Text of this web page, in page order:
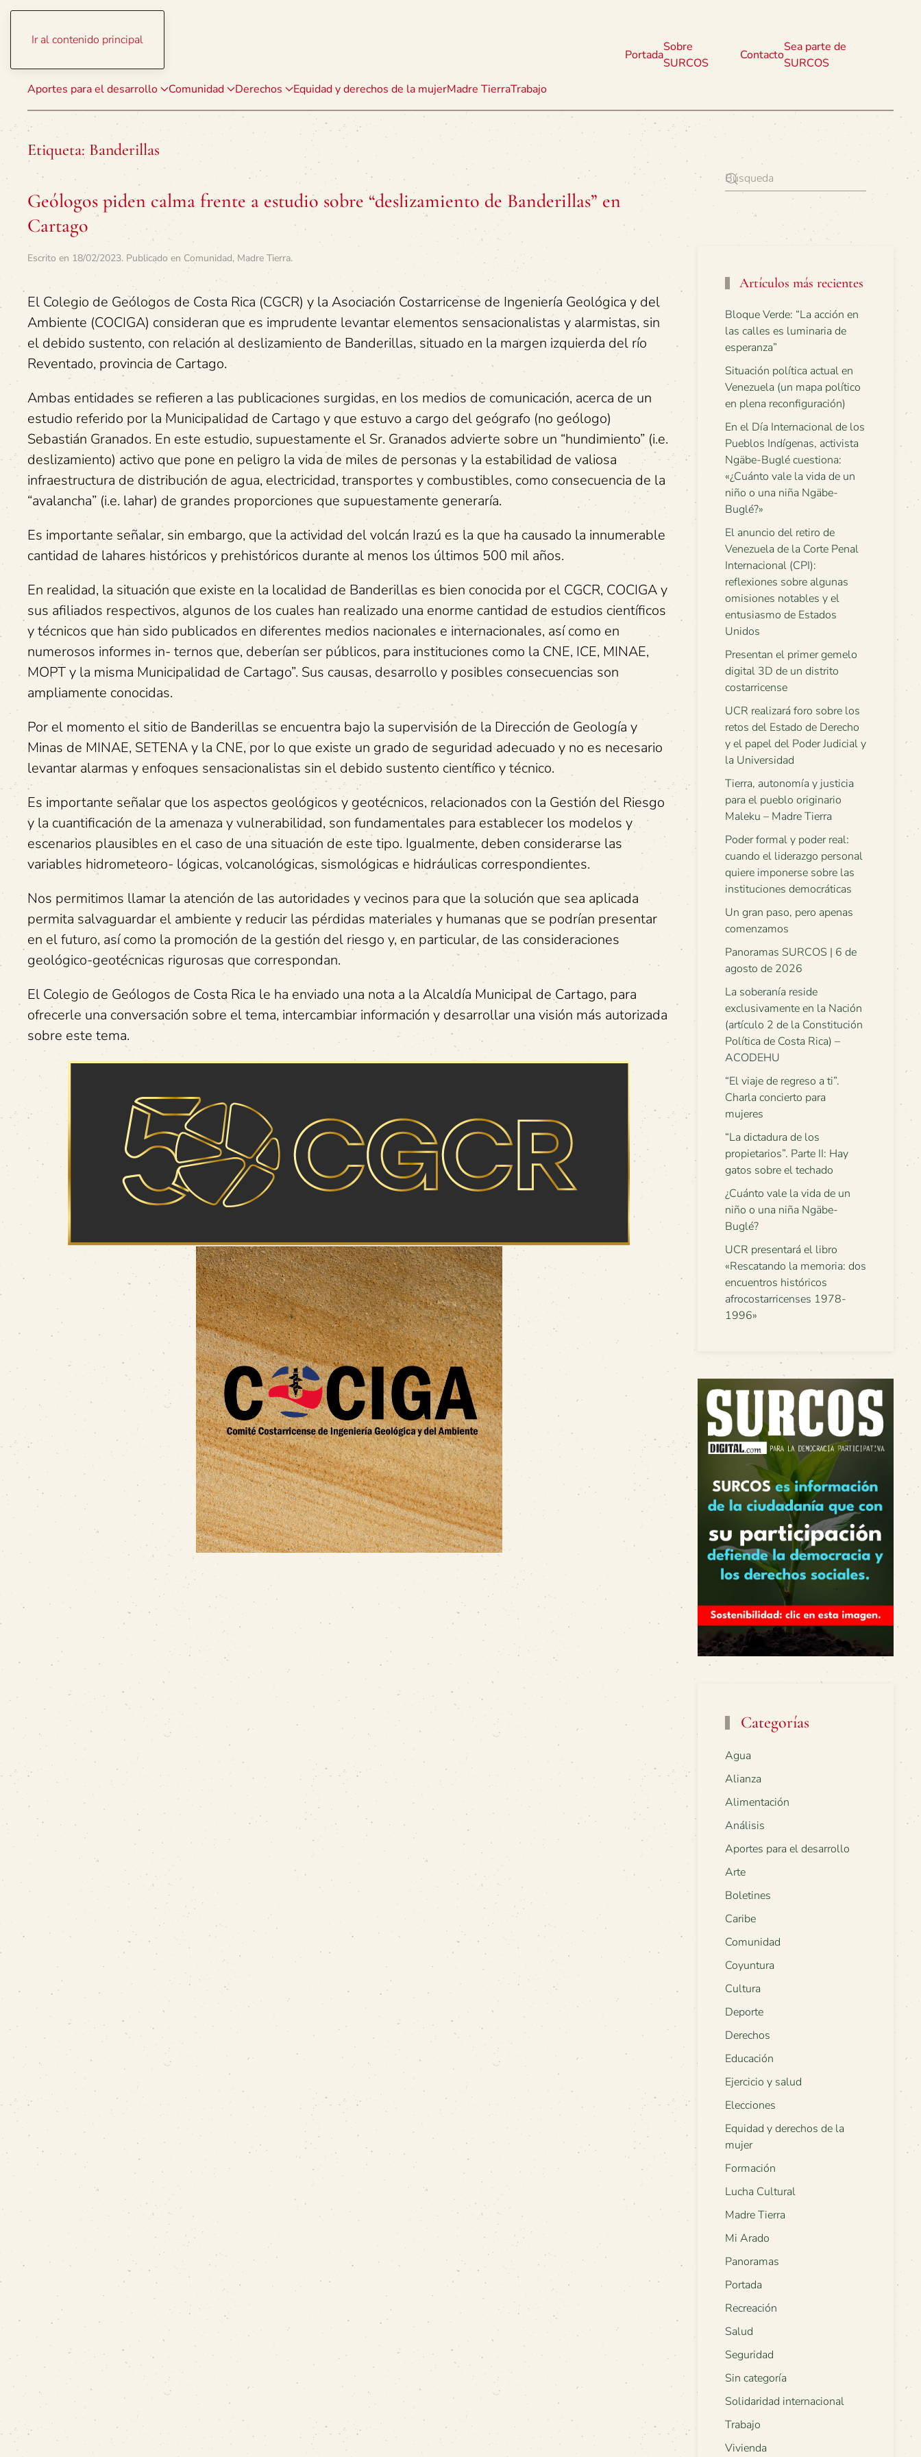
Ir al contenido principal
Aportes para el desarrollo Comunidad Derechos Equidad y derechos de la mujerMadre TierraTrabajo
Portada
Sobre
SURCOS
Contacto
Sea parte de
SURCOS
Etiqueta: Banderillas
Geólogos piden calma frente a estudio sobre “deslizamiento de Banderillas” en
Cartago
Escrito en 18/02/2023. Publicado en Comunidad, Madre Tierra.
El Colegio de Geólogos de Costa Rica (CGCR) y la Asociación Costarricense de Ingeniería Geológica y del
Ambiente (COCIGA) consideran que es imprudente levantar elementos sensacionalistas y alarmistas, sin
el debido sustento, con relación al deslizamiento de Banderillas, situado en la margen izquierda del río
Reventado, provincia de Cartago.
Ambas entidades se refieren a las publicaciones surgidas, en los medios de comunicación, acerca de un
estudio referido por la Municipalidad de Cartago y que estuvo a cargo del geógrafo (no geólogo)
Sebastián Granados. En este estudio, supuestamente el Sr. Granados advierte sobre un “hundimiento” (i.e.
deslizamiento) activo que pone en peligro la vida de miles de personas y la estabilidad de valiosa
infraestructura de distribución de agua, electricidad, transportes y combustibles, como consecuencia de la
“avalancha” (i.e. lahar) de grandes proporciones que supuestamente generaría.
Es importante señalar, sin embargo, que la actividad del volcán Irazú es la que ha causado la innumerable
cantidad de lahares históricos y prehistóricos durante al menos los últimos 500 mil años.
En realidad, la situación que existe en la localidad de Banderillas es bien conocida por el CGCR, COCIGA y
sus afiliados respectivos, algunos de los cuales han realizado una enorme cantidad de estudios científicos
y técnicos que han sido publicados en diferentes medios nacionales e internacionales, así como en
numerosos informes in- ternos que, deberían ser públicos, para instituciones como la CNE, ICE, MINAE,
MOPT y la misma Municipalidad de Cartago”. Sus causas, desarrollo y posibles consecuencias son
ampliamente conocidas.
Por el momento el sitio de Banderillas se encuentra bajo la supervisión de la Dirección de Geología y
Minas de MINAE, SETENA y la CNE, por lo que existe un grado de seguridad adecuado y no es necesario
levantar alarmas y enfoques sensacionalistas sin el debido sustento científico y técnico.
Es importante señalar que los aspectos geológicos y geotécnicos, relacionados con la Gestión del Riesgo
y la cuantificación de la amenaza y vulnerabilidad, son fundamentales para establecer los modelos y
escenarios plausibles en el caso de una situación de este tipo. Igualmente, deben considerarse las
variables hidrometeoro- lógicas, volcanológicas, sismológicas e hidráulicas correspondientes.
Nos permitimos llamar la atención de las autoridades y vecinos para que la solución que sea aplicada
permita salvaguardar el ambiente y reducir las pérdidas materiales y humanas que se podrían presentar
en el futuro, así como la promoción de la gestión del riesgo y, en particular, de las consideraciones
geológico-geotécnicas rigurosas que correspondan.
El Colegio de Geólogos de Costa Rica le ha enviado una nota a la Alcaldía Municipal de Cartago, para
ofrecerle una conversación sobre el tema, intercambiar información y desarrollar una visión más autorizada
sobre este tema.
Artículos más recientes
Bloque Verde: “La acción en
las calles es luminaria de
esperanza”
Situación política actual en
Venezuela (un mapa político
en plena reconfiguración)
En el Día Internacional de los
Pueblos Indígenas, activista
Ngäbe-Buglé cuestiona:
«¿Cuánto vale la vida de un
niño o una niña Ngäbe-
Buglé?»
El anuncio del retiro de
Venezuela de la Corte Penal
Internacional (CPI):
reflexiones sobre algunas
omisiones notables y el
entusiasmo de Estados
Unidos
Presentan el primer gemelo
digital 3D de un distrito
costarricense
UCR realizará foro sobre los
retos del Estado de Derecho
y el papel del Poder Judicial y
la Universidad
Tierra, autonomía y justicia
para el pueblo originario
Maleku – Madre Tierra
Poder formal y poder real:
cuando el liderazgo personal
quiere imponerse sobre las
instituciones democráticas
Un gran paso, pero apenas
comenzamos
Panoramas SURCOS | 6 de
agosto de 2026
La soberanía reside
exclusivamente en la Nación
(artículo 2 de la Constitución
Política de Costa Rica) –
ACODEHU
“El viaje de regreso a ti”.
Charla concierto para
mujeres
“La dictadura de los
propietarios”. Parte II: Hay
gatos sobre el techado
¿Cuánto vale la vida de un
niño o una niña Ngäbe-
Buglé?
UCR presentará el libro
«Rescatando la memoria: dos
encuentros históricos
afrocostarricenses 1978-
1996»
Categorías
Agua
Alianza
Alimentación
Análisis
Aportes para el desarrollo
Arte
Boletines
Caribe
Comunidad
Coyuntura
Cultura
Deporte
Derechos
Educación
Ejercicio y salud
Elecciones
Equidad y derechos de la
mujer
Formación
Lucha Cultural
Madre Tierra
Mi Arado
Panoramas
Portada
Recreación
Salud
Seguridad
Sin categoría
Solidaridad internacional
Trabajo
Vivienda